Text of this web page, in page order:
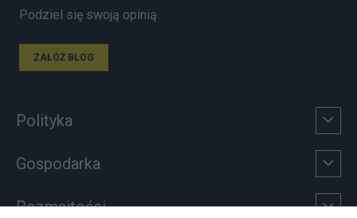
Podziel się swoją opinią
ZAŁÓŻ BLOG
Polityka
Gospodarka
Rozmaitości